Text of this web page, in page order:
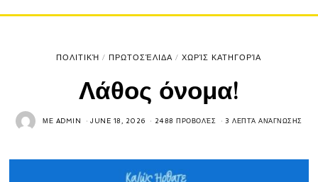
ΠΟΛΙΤΙΚΉ / ΠΡΩΤΟΣΈΛΙΔΑ / ΧΩΡΊΣ ΚΑΤΗΓΟΡΊΑ
Λάθος όνομα!
ΜΕ ADMIN JUNE 18, 2026 2488 ΠΡΟΒΟΛΈΣ 3 ΛΕΠΤΆ ΑΝΆΓΝΩΣΗΣ